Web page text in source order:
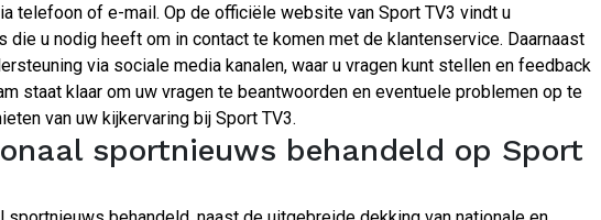
telefoon of e-mail. Op de officiële website van Sport TV3 vindt u
die u nodig heeft om in contact te komen met de klantenservice. Daarnaast
via sociale media kanalen, waar u vragen kunt stellen en feedback
staat klaar om uw vragen te beantwoorden en eventuele problemen op te
van uw kijkervaring bij Sport TV3.
sportnieuws behandeld op Sport